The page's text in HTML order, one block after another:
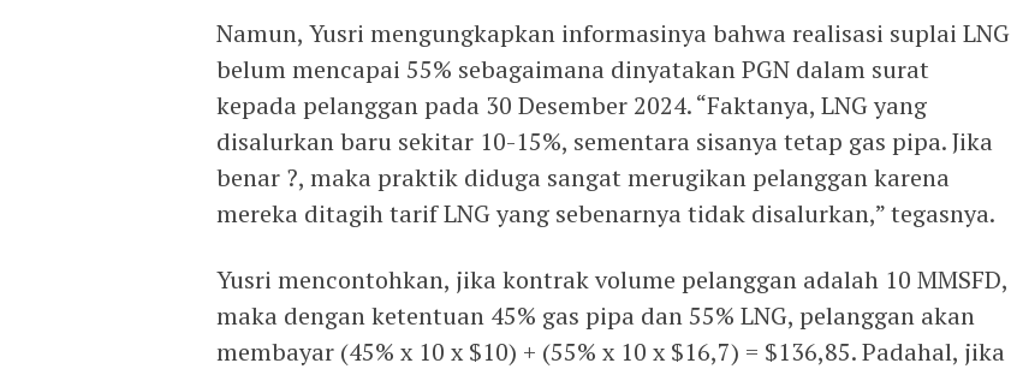
Namun, Yusri mengungkapkan informasinya bahwa realisasi suplai LNG
belum mencapai 55% sebagaimana dinyatakan PGN dalam surat
kepada pelanggan pada 30 Desember 2024. “Faktanya, LNG yang
disalurkan baru sekitar 10-15%, sementara sisanya tetap gas pipa. Jika
benar ?, maka praktik diduga sangat merugikan pelanggan karena
mereka ditagih tarif LNG yang sebenarnya tidak disalurkan,” tegasnya.
Yusri mencontohkan, jika kontrak volume pelanggan adalah 10 MMSFD,
maka dengan ketentuan 45% gas pipa dan 55% LNG, pelanggan akan
membayar (45% x 10 x $10) + (55% x 10 x $16,7) = $136,85. Padahal, jika